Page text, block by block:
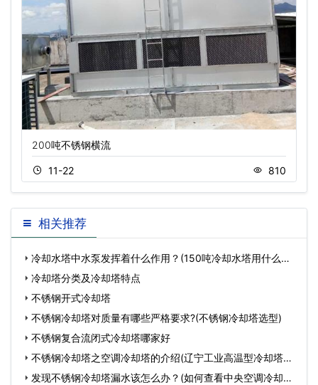
200吨不锈钢横流
11-22 810
相关推荐
冷却水塔中水泵发挥着什么作用？(150吨冷却水塔用什么水
泵好)
冷却塔分类及冷却塔特点
不锈钢开式冷却塔
不锈钢冷却塔对质量有哪些严格要求?(不锈钢冷却塔选型)
不锈钢复合流闭式冷却塔哪家好
不锈钢冷却塔之空调冷却塔的介绍(辽宁工业高温型冷却塔型
号 发现不锈钢冷却塔漏水该怎么办？(如何查看中央空调冷却塔